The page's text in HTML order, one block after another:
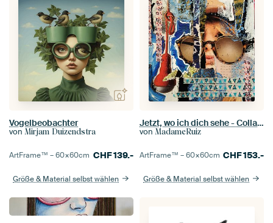
Vogelbeobachter
von Mirjam Duizendstra
ArtFrame™ –60×60cm CHF139.-
Größe & Material selbst wählen
Jetzt, wo ich dich sehe - Collage aus meinem Art Journal
von MadameRuiz
ArtFrame™ –60×60cm CHF153.-
Größe & Material selbst wählen